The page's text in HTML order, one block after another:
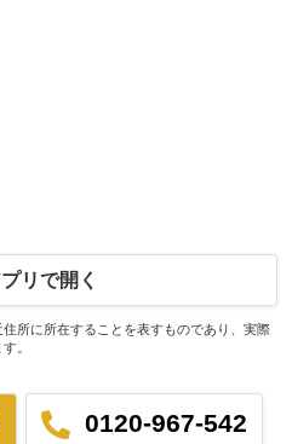
リで開く
所に所在することを表すものであり、実際
。
0120-967-542